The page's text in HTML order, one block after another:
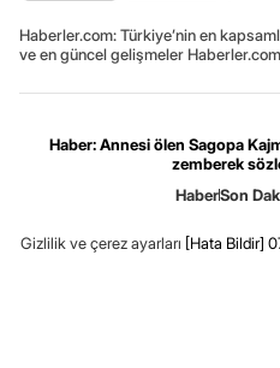
Haberler.com: Türkiye’nin en
ve en güncel gelişmeler
Haber: Annesi ölen Sagopa
zemberek
HaberSon
Gizlilik ve çerez ayarları [Hata Bildir]